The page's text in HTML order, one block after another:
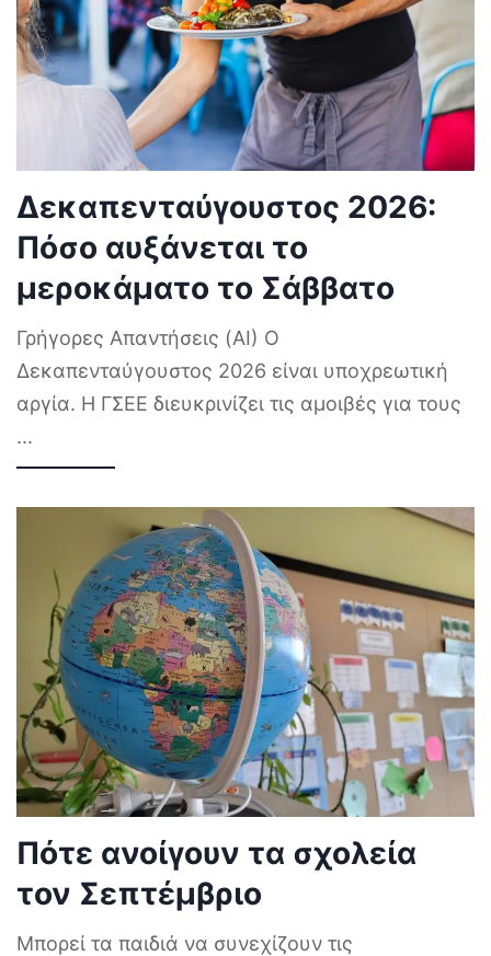
Δεκαπενταύγουστος 2026:
Πόσο αυξάνεται το
μεροκάματο το Σάββατο
Γρήγορες Απαντήσεις (AI) Ο
Δεκαπενταύγουστος 2026 είναι υποχρεωτική
αργία. Η ΓΣΕΕ διευκρινίζει τις αμοιβές για τους
...
Πότε ανοίγουν τα σχολεία
τον Σεπτέμβριο
Μπορεί τα παιδιά να συνεχίζουν τις